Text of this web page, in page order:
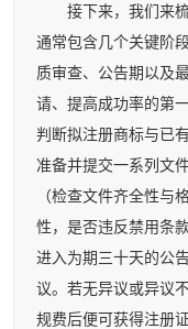
接下来，我们来梳
通常包含几个关键阶
质审查、公告期以及
请、提高成功率的第
判断拟注册商标与已
准备并提交一系列文
（检查文件齐全性与
性，是否违反禁用条
进入为期三十天的公
议。若无异议或异议
规费后便可获得注册证